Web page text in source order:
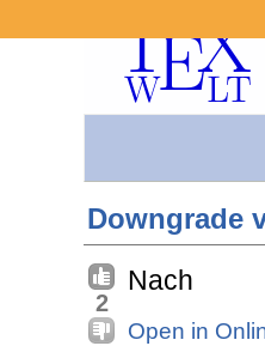
Downgrade
2
Nach
Open in